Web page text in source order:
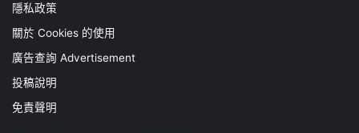
隱私政策
關於 Cookies 的使用
廣告查詢 Advertisement
投稿說明
免責聲明